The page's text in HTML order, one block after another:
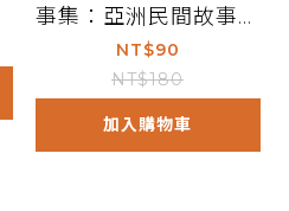
事集：亞洲民間故事精
選
NT$90
NT$180
加入購物車